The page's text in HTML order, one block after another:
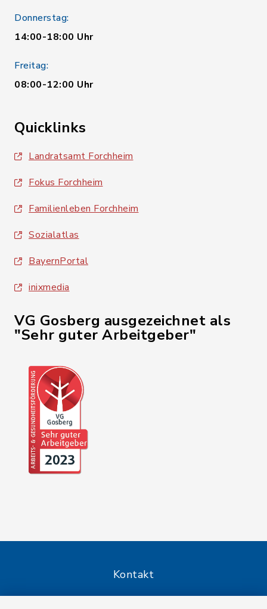
Donnerstag:
14:00-18:00 Uhr
Freitag:
08:00-12:00 Uhr
Quicklinks
Landratsamt Forchheim
Fokus Forchheim
Familienleben Forchheim
Sozialatlas
BayernPortal
inixmedia
VG Gosberg ausgezeichnet als
"Sehr guter Arbeitgeber"
Kontakt